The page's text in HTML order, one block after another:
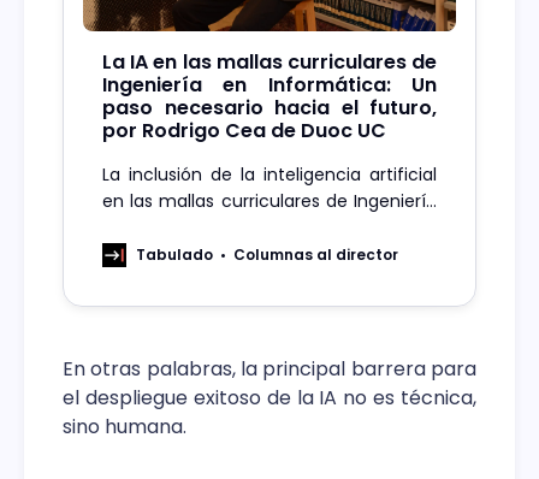
La IA en las mallas curriculares de
Ingeniería en Informática: Un
paso necesario hacia el futuro,
por Rodrigo Cea de Duoc UC
La inclusión de la inteligencia artificial
en las mallas curriculares de Ingeniería
pasajera, sino una exigencia formativa,
Tabulado Columnas al director
En otras palabras, la principal barrera para
el despliegue exitoso de la IA no es técnica,
sino humana.